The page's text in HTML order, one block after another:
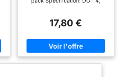
Point d'ébullition à sec [°C]:
Bouteille Compatible: Le
Liquide de Frein DOT 4 de
VALEO est recommandé pour
17,80 €